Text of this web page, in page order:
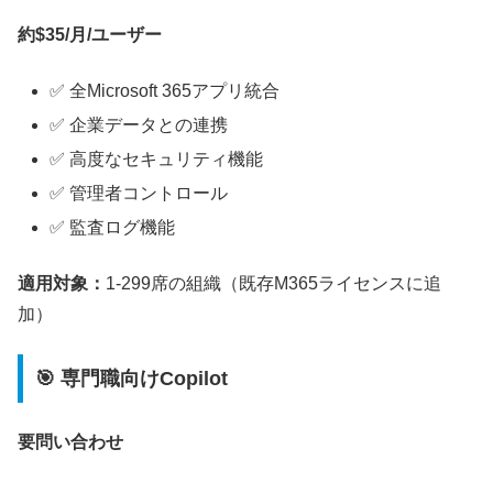
約$35/月/ユーザー
✅ 全Microsoft 365アプリ統合
✅ 企業データとの連携
✅ 高度なセキュリティ機能
✅ 管理者コントロール
✅ 監査ログ機能
適用対象： 1-299席の組織（既存M365ライセンスに追
加）
🎯 専門職向けCopilot
要問い合わせ